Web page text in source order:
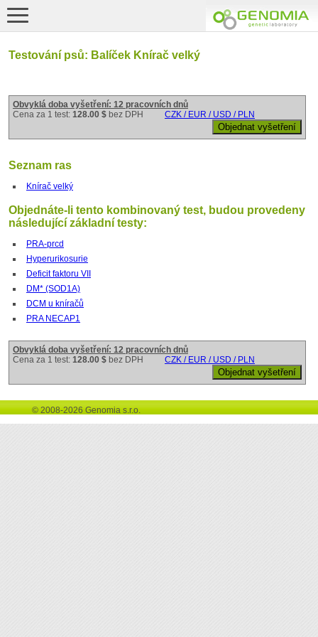
Testování psů: Balíček Knírač velký
Obvyklá doba vyšetření: 12 pracovních dnů
Cena za 1 test: 128.00 $ bez DPH CZK / EUR / USD / PLN
Seznam ras
Knírač velký
Objednáte-li tento kombinovaný test, budou provedeny
následující základní testy:
PRA-prcd
Hyperurikosurie
Deficit faktoru VII
DM* (SOD1A)
DCM u kníračů
PRA NECAP1
Obvyklá doba vyšetření: 12 pracovních dnů
Cena za 1 test: 128.00 $ bez DPH CZK / EUR / USD / PLN
© 2008-2026 Genomia s.r.o.